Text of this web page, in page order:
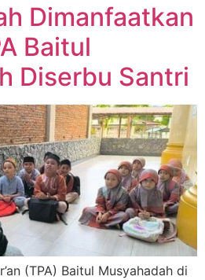
Dimanfaatkan
Baitul
Diserbu Santri
(TPA) Baitul Musyahadah di